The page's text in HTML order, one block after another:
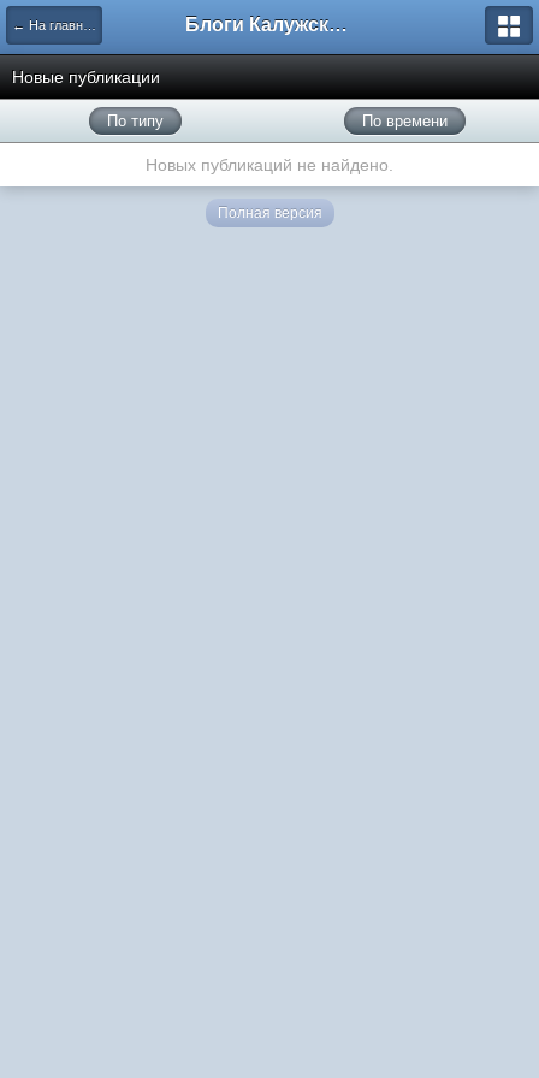
← На главную Блоги Калужского перекрестка
Новые публикации
По типу По времени
Новых публикаций не найдено.
Полная версия